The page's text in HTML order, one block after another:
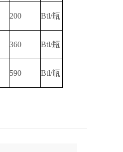
200 Btl/瓶
360 Btl/瓶
590 Btl/瓶